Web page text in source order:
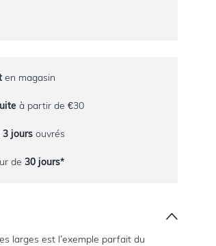
en magasin
à partir de €30
3 jours ouvrés
de30 jours*
larges est l’exemple parfait du